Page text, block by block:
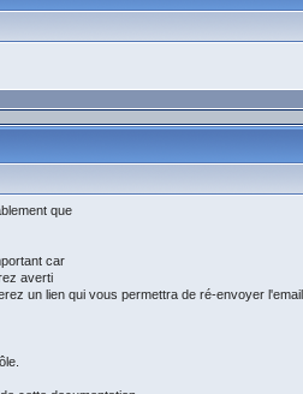
que
car
averti
un lien qui vous permettra de ré-envoyer l'email